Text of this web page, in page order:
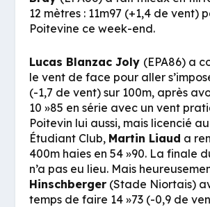
12 mètres : 11m97 (+1,4 de vent)
Poitevine ce week-end.
Lucas Blanzac Joly (EPA86) a
le vent de face pour aller
(-1,7 de vent) sur 100m, après
10 »85 en série avec un vent
Poitevin lui aussi, mais licencié
Étudiant Club, Martin Liaud a
400m haies en 54 »90. La finale
n’a pas eu lieu. Mais
Hinschberger (Stade Niortais)
temps de faire 14 »73 (-0,9 de